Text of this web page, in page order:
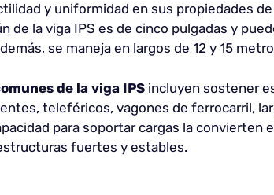
y uniformidad en sus propiedades
de la viga IPS es de cinco pulgadas y
se maneja en largos de 12 y 15
de la viga IPS incluyen sostener
teleféricos, vagones de ferrocarril,
para soportar cargas la convierten
fuertes y estables.